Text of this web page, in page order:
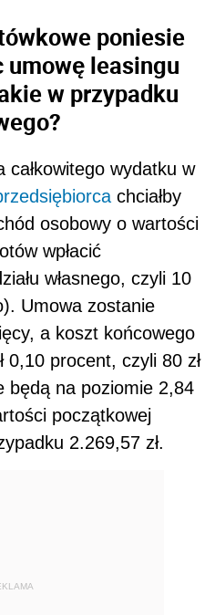
poniesie
leasingu
w przypadku
całkowitego wydatku w
chciałby
osobowy o wartości
wpłacić
własnego, czyli 10
Umowa zostanie
a koszt końcowego
0,10 procent, czyli 80 zł
będą na poziomie 2,84
początkowej
2.269,57 zł.